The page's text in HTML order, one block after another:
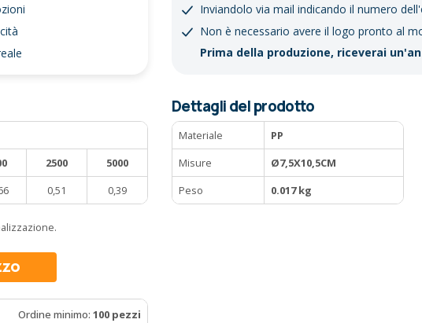
2500
5000
0,51 0,39
Ordine minimo: 100 pezzi
Inviandolo via mail indicando il numero
Non è necessario avere il logo pronto al
Prima della produzione, riceverai
Dettagli del prodotto
Materiale
PP
Misure
Ø7,5X10,5CM
Peso
0.017 kg